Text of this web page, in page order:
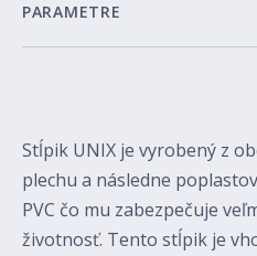
PARAMETRE
Stĺpik UNIX je vyrobený z
plechu a následne
PVC čo mu zabezpečuje
životnosť. Tento stĺpik je